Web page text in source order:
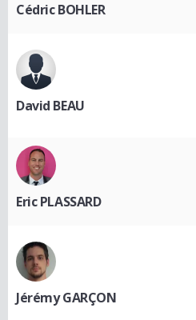
Cédric BOHLER
David BEAU
Eric PLASSARD
Jérémy GARÇON